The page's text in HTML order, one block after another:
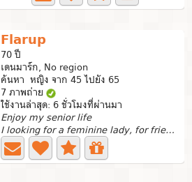
Flarup
70 ปี
เดนมาร์ก, No region
ค้นหา หญิง จาก 45 ไปยัง 65
7 ภาพถ่าย
ใช้งานล่าสุด: 6 ชั่วโมงที่ผ่านมา
Enjoy my senior life
I looking for a feminine lady, for friendship or more....